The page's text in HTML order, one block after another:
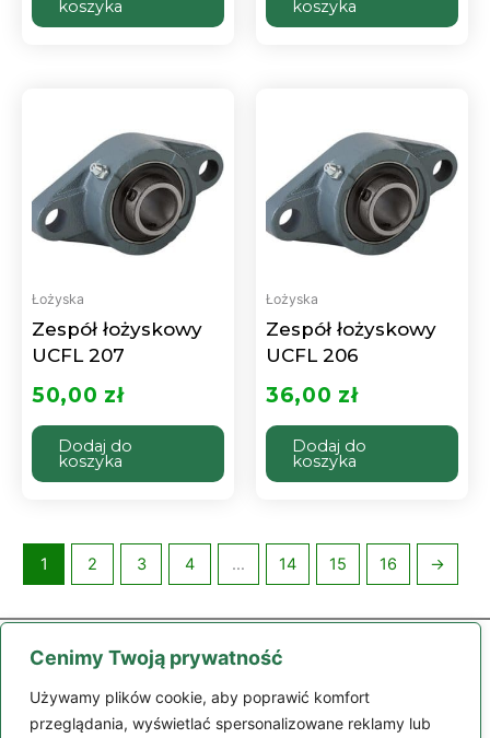
Cenimy Twoją prywatność
Używamy plików cookie, aby poprawić komfort
przeglądania, wyświetlać spersonalizowane reklamy lub
koszyka koszyka
Łożyska
Zespół łożyskowy
UCFL 207
50,00 zł
Dodaj do
koszyka
Łożyska
Zespół łożyskowy
UCFL 206
36,00 zł
Dodaj do
koszyka
1 2 3 4 … 14 15 16 →